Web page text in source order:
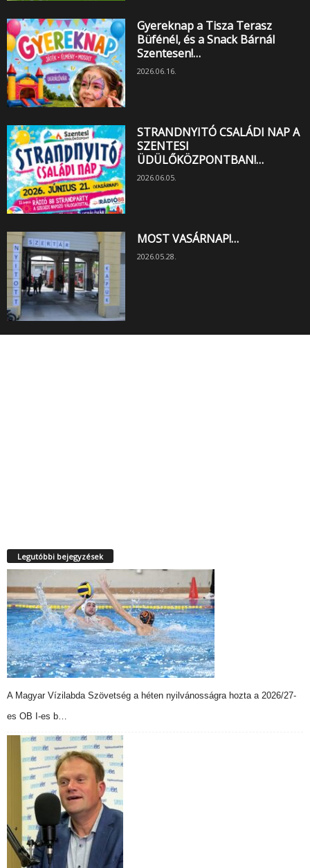
Gyereknap a Tisza Terasz
Büfénél, és a Snack Bárnál
Szentesen!…
2026.06.16.
STRANDNYITÓ CSALÁDI NAP A
SZENTESI
ÜDÜLŐKÖZPONTBAN!…
2026.06.05.
MOST VASÁRNAP!…
2026.05.28.
Legutóbbi bejegyzések
A Magyar Vízilabda Szövetség a héten nyilvánosságra hozta a 2026/27-
es OB I-es b…